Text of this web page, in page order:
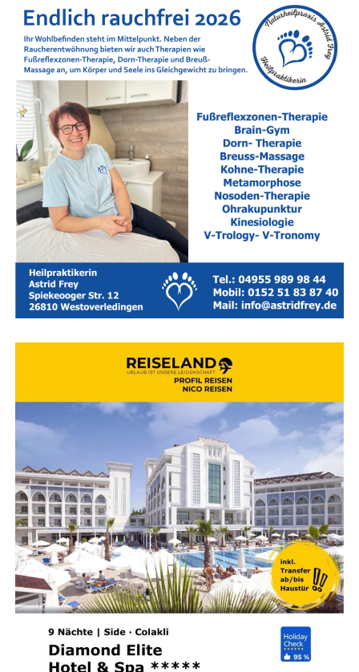
und Geschich­ten direkt aus der Heimat.
Das Bes­te: Unser Ange­bot ist
voll­stän­dig kos­
ten­los und kommt ganz ohne Abo­kos­tenaus!
Die Voll­sper­run­gen im Detail
Um die Arbei­ten durch­zu­füh­ren,
sind ver­kehrs­be­hörd­li­che
Maß­nah­men gemäß § 45 der Stra­ßen­ver­kehrs-Ord­nung
(StVO) not­wen­dig.Dies bedeu­tet zeit­wei­se Voll­sper­run­
gen für den Kraft­fahr­zeug­ver­kehr.
Der genaue Zeit­plan
gestal­tet sich wie folgt:
Zie­ge­lei­stra­ße (1. Bau­ab­schnitt)
Abschnitt zwi­schen der Ems­stra­ße (B 436) und
Durch die­se Sper­rung sind
auch die Zufahr­ten zur Weiß­dorn­stra­ße,Rot­dorn­
stra­ße und Von-Bodel­schwingh-Stra­ße dicht.
Die
Umlei­tung erfolgt über die Ems­stra­ße (B 436), Am
Bin­gu­mer Deich und die Ziegeleistraße.
Mon­tag, 10. August, und Diens­tag, 11. August
2026 (jeweils 16:00 bis 20:00 Uhr): Gewer­be­stra­
ßeGesperrt wird der Bereich zwi­schen Unner­weg
und Am Bin­gu­mer Deich.Da die Stra­ße in ihrer
gesam­ten Län­ge gesperrt wird,ist kei­ne Umlei­tung
vorgesehen.
Diens­tag, 11. August 2026 (07:00 bis 20:00 Uhr):